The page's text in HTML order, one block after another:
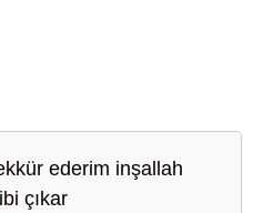
ederim inşallah
çıkar